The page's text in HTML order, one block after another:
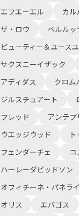
エフエーエル
カル
ザ・ロウ
ベルルッ
ビューティー＆ユース
サクスニーイザック
アディダス
クロム
ジルスチュアート
フレッド
アンテプ
ウエッジウッド
ト
フェンダーチェ
コ
ハーレーダビッドソン
オフィチーネ・パネライ
オリス
エバゴス